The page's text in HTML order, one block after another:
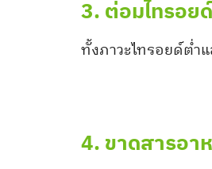
3. ต่อมไทรอ
ทั้งภาวะไทรอยด์ต่ำ
4. ขาดสารอา